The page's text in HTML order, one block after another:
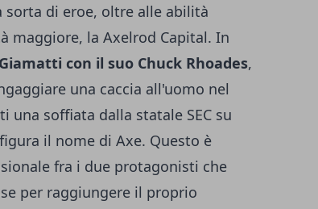
sorta di eroe, oltre alle abilità
maggiore, la Axelrod Capital. In
con il suo Chuck Rhoades,
una caccia all'uomo nel
una soffiata dalla statale SEC su
il nome di Axe. Questo è
fra i due protagonisti che
per raggiungere il proprio